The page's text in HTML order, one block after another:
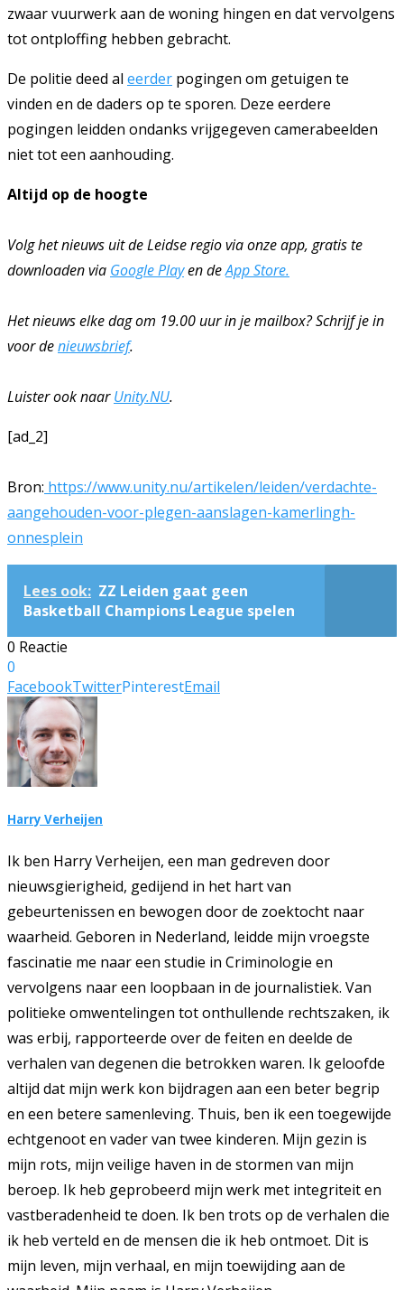
zwaar vuurwerk aan de woning hingen en dat vervolgens
tot ontploffing hebben gebracht.
De politie deed al eerder pogingen om getuigen te
vinden en de daders op te sporen. Deze eerdere
pogingen leidden ondanks vrijgegeven camerabeelden
niet tot een aanhouding.
Altijd op de hoogte
Volg het nieuws uit de Leidse regio via onze app, gratis te
downloaden via Google Playen deApp Store.
Het nieuws elke dag om 19.00 uur in je mailbox? Schrijf je in
voor denieuwsbrief.
Luister ook naarUnity.NU.
[ad_2]
Bron: https://www.unity.nu/artikelen/leiden/verdachte-
aangehouden-voor-plegen-aanslagen-kamerlingh-
onnesplein
Lees ook: ZZ Leiden gaat geen
Basketball Champions League spelen
0 Reactie
0
FacebookTwitterPinterestEmail
Harry Verheijen
Ik ben Harry Verheijen, een man gedreven door
nieuwsgierigheid, gedijend in het hart van
gebeurtenissen en bewogen door de zoektocht naar
waarheid. Geboren in Nederland, leidde mijn vroegste
fascinatie me naar een studie in Criminologie en
vervolgens naar een loopbaan in de journalistiek. Van
politieke omwentelingen tot onthullende rechtszaken, ik
was erbij, rapporteerde over de feiten en deelde de
verhalen van degenen die betrokken waren. Ik geloofde
altijd dat mijn werk kon bijdragen aan een beter begrip
en een betere samenleving. Thuis, ben ik een toegewijde
echtgenoot en vader van twee kinderen. Mijn gezin is
mijn rots, mijn veilige haven in de stormen van mijn
beroep. Ik heb geprobeerd mijn werk met integriteit en
vastberadenheid te doen. Ik ben trots op de verhalen die
ik heb verteld en de mensen die ik heb ontmoet. Dit is
mijn leven, mijn verhaal, en mijn toewijding aan de